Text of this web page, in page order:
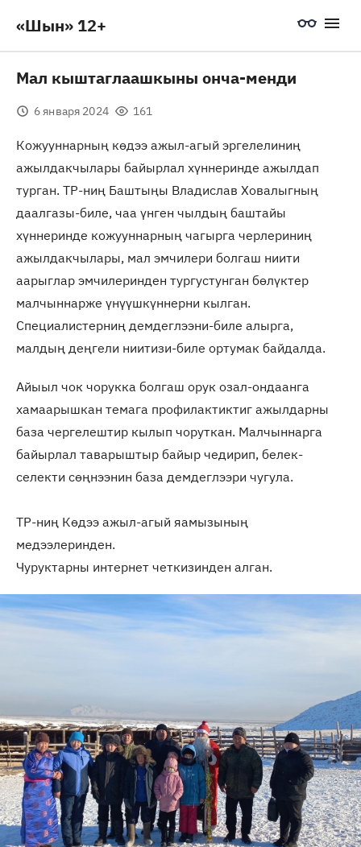
«Шын» 12+
Мал кыштаглаашкыны онча-менди
6 января 2024 161
Кожууннарның көдээ ажыл-агый эргелелиниң
ажылдакчылары байырлал хүннеринде ажылдап
турган. ТР-ниң Баштыңы Владислав Ховалыгның
даалгазы-биле, чаа үнген чылдың баштайы
хүннеринде кожууннарның чагырга черлериниң
ажылдакчылары, мал эмчилери болгаш ниити
аарыглар эмчилеринден тургустунган бөлүктер
малчыннарже үнүүшкүннерни кылган.
Специалистерниң демдеглээни-биле алырга,
малдың деңгели ниитизи-биле ортумак байдалда.
Айыыл чок чорукка болгаш орук озал-ондаанга
хамаарышкан темага профилактиктиг ажылдарны
база чергелештир кылып чоруткан. Малчыннарга
байырлал таварыштыр байыр чедирип, белек-
селекти сөңнээнин база демдеглээри чугула.
ТР-ниң Көдээ ажыл-агый яамызының
медээлеринден.
Чуруктарны интернет четкизинден алган.